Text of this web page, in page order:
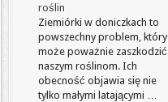
roślin
Ziemiórki w doniczkach to
powszechny problem, który
może poważnie zaszkodzić
naszym roślinom. Ich
obecność objawia się nie
tylko małymi latającymi …